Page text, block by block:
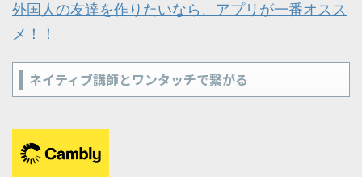
外国人の友達を作りたいなら、アプリが一番オスス
メ！！
ネイティブ講師とワンタッチで繋がる